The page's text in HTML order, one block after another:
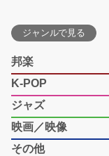
ジャンルで見る
邦楽
K-POP
ジャズ
映画／映像
その他